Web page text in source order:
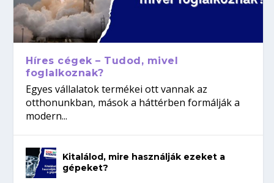
Híres cégek – Tudod, mivel
foglalkoznak?
Egyes vállalatok termékei ott vannak az
otthonunkban, mások a háttérben formálják a
modern...
Kitalálod, mire használják ezeket a
gépeket?